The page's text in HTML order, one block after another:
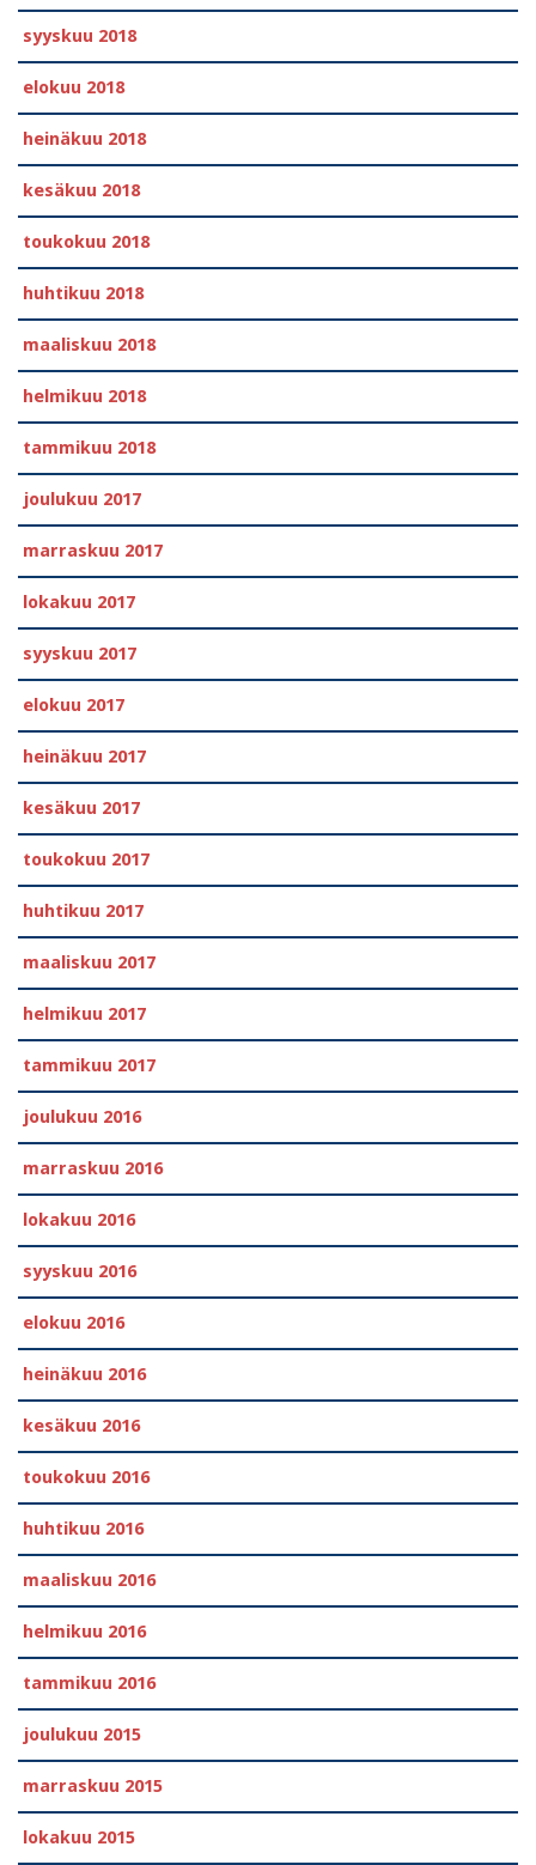
syyskuu 2018
elokuu 2018
heinäkuu 2018
kesäkuu 2018
toukokuu 2018
huhtikuu 2018
maaliskuu 2018
helmikuu 2018
tammikuu 2018
joulukuu 2017
marraskuu 2017
lokakuu 2017
syyskuu 2017
elokuu 2017
heinäkuu 2017
kesäkuu 2017
toukokuu 2017
huhtikuu 2017
maaliskuu 2017
helmikuu 2017
tammikuu 2017
joulukuu 2016
marraskuu 2016
lokakuu 2016
syyskuu 2016
elokuu 2016
heinäkuu 2016
kesäkuu 2016
toukokuu 2016
huhtikuu 2016
maaliskuu 2016
helmikuu 2016
tammikuu 2016
joulukuu 2015
marraskuu 2015
lokakuu 2015